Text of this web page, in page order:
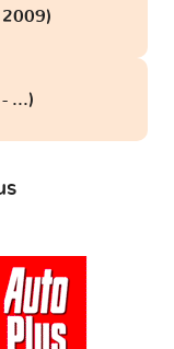
2009)
...)